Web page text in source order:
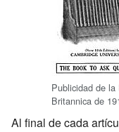
Publicidad de
Britannica de
Al final de cada